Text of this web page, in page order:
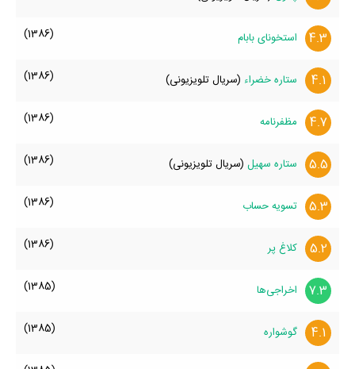
4.3 استخونای بابام (1386)
4.1 ستاره خضراء (سریال تلویزیونی) (1386)
4.7 مظفرنامه (1386)
5.5 ستاره سهیل (سریال تلویزیونی) (1386)
5.3 تسویه حساب (1386)
5.2 کلاغ پر (1386)
7.3 اخراجی‌ها (1385)
4.1 گوشواره (1385)